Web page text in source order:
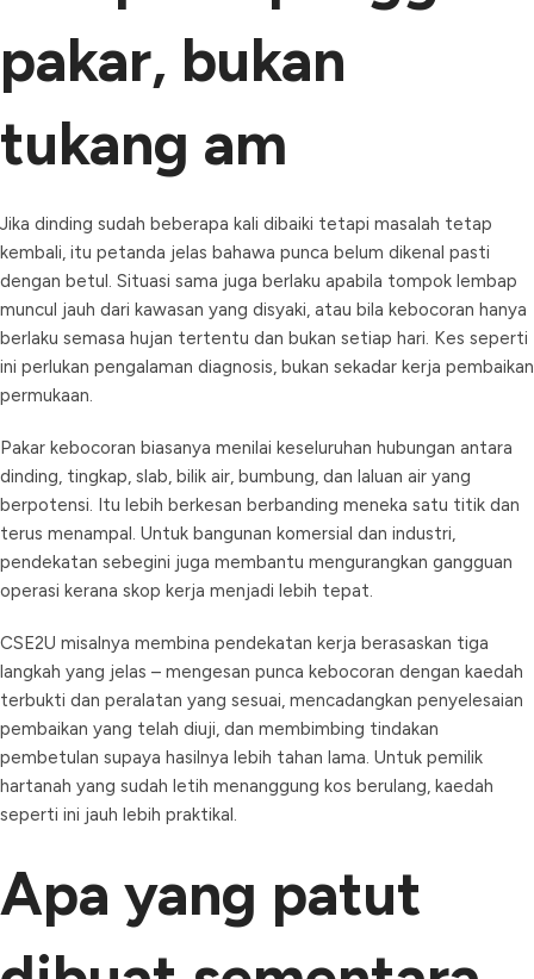
pakar, bukan
tukang am
Jika dinding sudah beberapa kali dibaiki tetapi masalah tetap
kembali, itu petanda jelas bahawa punca belum dikenal pasti
dengan betul. Situasi sama juga berlaku apabila tompok lembap
muncul jauh dari kawasan yang disyaki, atau bila kebocoran hanya
berlaku semasa hujan tertentu dan bukan setiap hari. Kes seperti
ini perlukan pengalaman diagnosis, bukan sekadar kerja pembaikan
permukaan.
Pakar kebocoran biasanya menilai keseluruhan hubungan antara
dinding, tingkap, slab, bilik air, bumbung, dan laluan air yang
berpotensi. Itu lebih berkesan berbanding meneka satu titik dan
terus menampal. Untuk bangunan komersial dan industri,
pendekatan sebegini juga membantu mengurangkan gangguan
operasi kerana skop kerja menjadi lebih tepat.
CSE2U misalnya membina pendekatan kerja berasaskan tiga
langkah yang jelas – mengesan punca kebocoran dengan kaedah
terbukti dan peralatan yang sesuai, mencadangkan penyelesaian
pembaikan yang telah diuji, dan membimbing tindakan
pembetulan supaya hasilnya lebih tahan lama. Untuk pemilik
hartanah yang sudah letih menanggung kos berulang, kaedah
seperti ini jauh lebih praktikal.
Apa yang patut